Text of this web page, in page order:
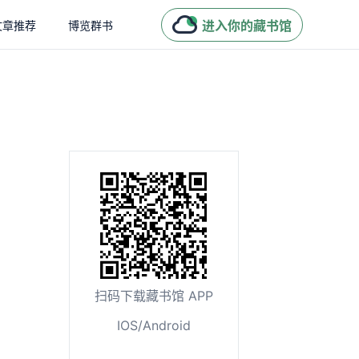
章推荐 博览群书 进入你的藏书馆
扫码下载藏书馆 APP
IOS/Android